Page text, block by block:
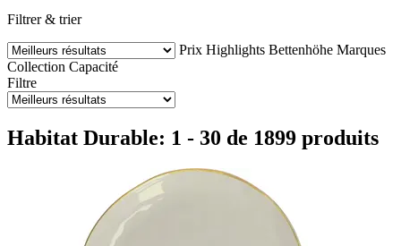
Filtrer & trier
Prix Highlights Bettenhöhe Marques
Collection Capacité
Filtre
Habitat Durable: 1 - 30 de 1899 produits